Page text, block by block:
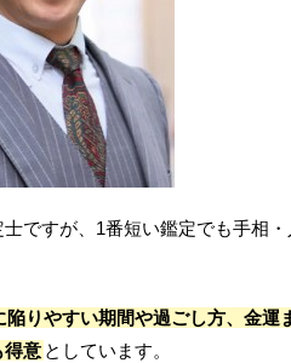
ですが、1番短い鑑定でも手相
りやすい期間や過ごし方、金運
得意 としています。